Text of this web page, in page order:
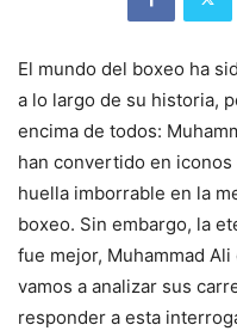
El mundo del boxeo ha
a lo largo de su historia,
encima de todos:
han convertido en
huella imborrable en la
boxeo. Sin embargo, la
fue mejor, Muhammad
vamos a analizar sus
responder a esta